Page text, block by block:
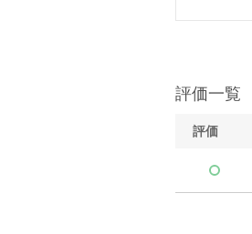
評価一覧
評価